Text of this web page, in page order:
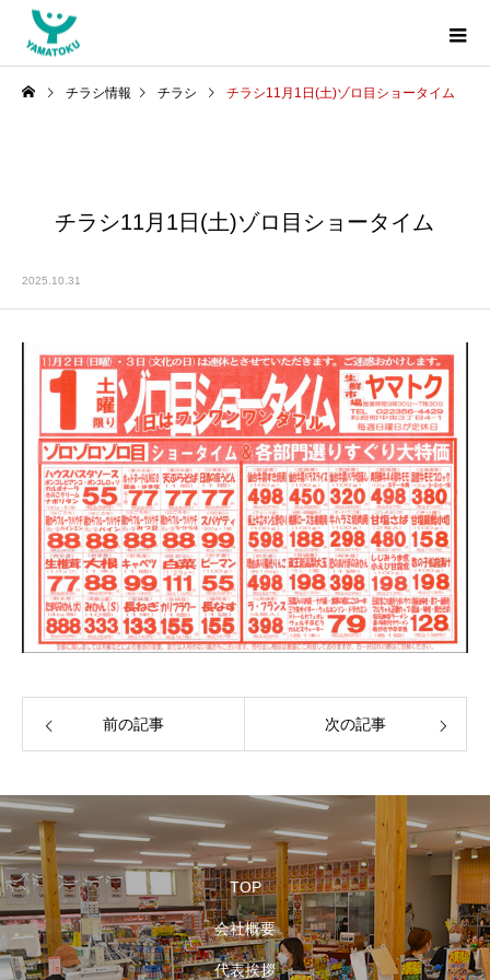
チラシ情報 チラシ チラシ11月1日(土)ゾロ目ショータイム
チラシ11月1日(土)ゾロ目ショータイム
2025.10.31
前の記事 次の記事
TOP
会社概要
代表挨拶